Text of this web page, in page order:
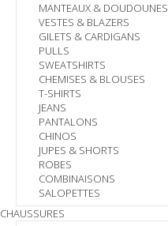
MANTEAUX & DOUDOUNES
VESTES & BLAZERS
GILETS & CARDIGANS
PULLS
SWEATSHIRTS
CHEMISES & BLOUSES
T-SHIRTS
JEANS
PANTALONS
CHINOS
JUPES & SHORTS
ROBES
COMBINAISONS
SALOPETTES
CHAUSSURES